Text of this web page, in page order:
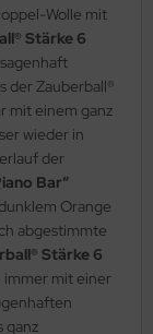
Wolle mit
Stärke 6
der Zauberball®
mit einem ganz
wieder in
der
Bar“
Orange
abgestimmte
Stärke 6
immer mit einer
ganz